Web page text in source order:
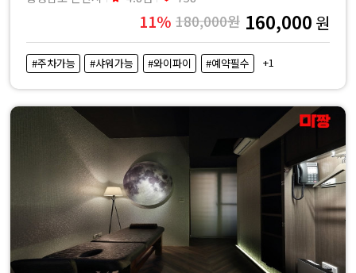
11% 180,000원 160,000 원
#주차가능 #샤워가능 #와이파이 #예약필수 +1